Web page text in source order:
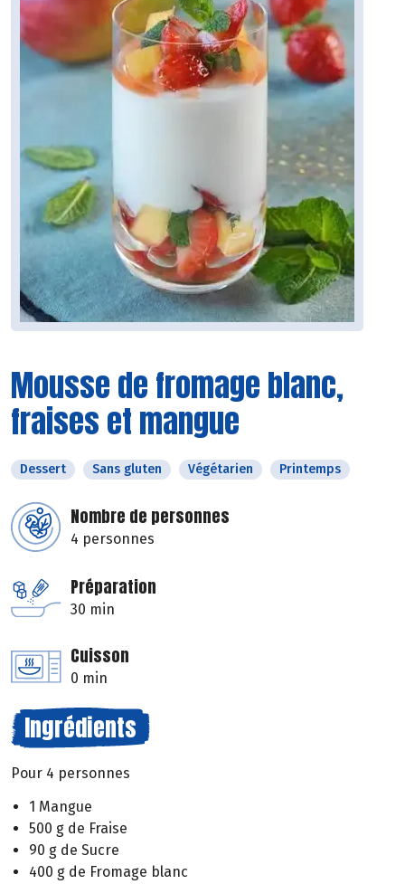
Mousse de fromage blanc,
fraises et mangue
Dessert Sans gluten Végétarien Printemps
Nombre de personnes
4 personnes
Préparation
30 min
Cuisson
0 min
Ingrédients
Pour 4 personnes
1 Mangue
500 g de Fraise
90 g de Sucre
400 g de Fromage blanc